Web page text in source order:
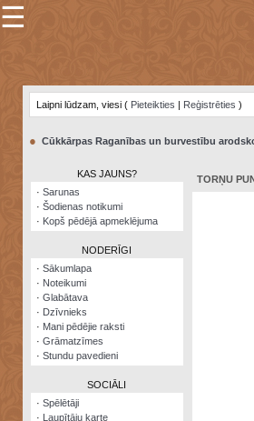
×
Šodienas
notikumi
Visatcera
almanahs
Arhīvs
☰
Laipni lūdzam, viesi ( Pieteikties | Reģistrēties )
● Cūkkārpas Raganības un burvestību
KAS JAUNS?
· Sarunas
· Šodienas notikumi
· Kopš pēdējā apmeklējuma
NODERĪGI
· Sākumlapa
· Noteikumi
· Glabātava
· Dzīvnieks
· Mani pēdējie raksti
· Grāmatzīmes
· Stundu pavedieni
SOCIĀLI
· Spēlētāji
· Laupītāju karte
TORŅU